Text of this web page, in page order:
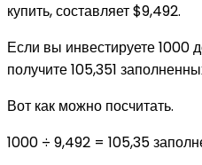
купить, составляет $9,492.
Если вы инвестируете 1000
получите 105,351
Вот как можно посчитать.
1000 ÷ 9,492 = 105,35